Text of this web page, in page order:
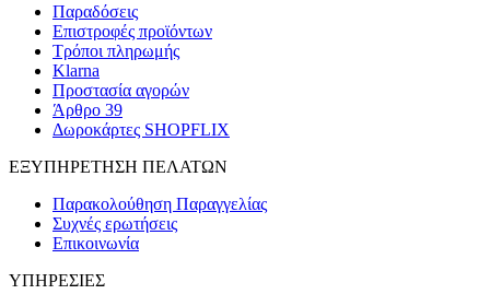
Παραδόσεις
Επιστροφές προϊόντων
Τρόποι πληρωμής
Klarna
Προστασία αγορών
Άρθρο 39
Δωροκάρτες SHOPFLIX
ΕΞΥΠΗΡΕΤΗΣΗ ΠΕΛΑΤΩΝ
Παρακολούθηση Παραγγελίας
Συχνές ερωτήσεις
Επικοινωνία
ΥΠΗΡΕΣΙΕΣ